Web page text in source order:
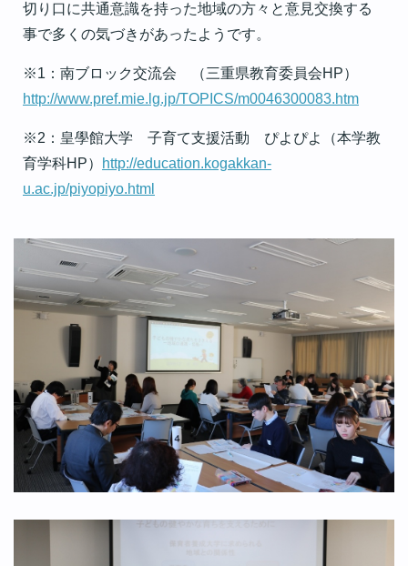
切り口に共通意識を持った地域の方々と意見交換する
事で多くの気づきがあったようです。
※1：南ブロック交流会 （三重県教育委員会HP）
http://www.pref.mie.lg.jp/TOPICS/m0046300083.htm
※2：皇學館大学 子育て支援活動 ぴよぴよ（本学教
育学科HP）
http://education.kogakkan-
u.ac.jp/piyopiyo.html